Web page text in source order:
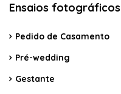
Ensaios fotográficos
Pedido de Casamento
Pré-wedding
Gestante